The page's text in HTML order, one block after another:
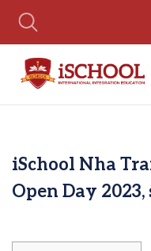
iSchool Nha
Open Day